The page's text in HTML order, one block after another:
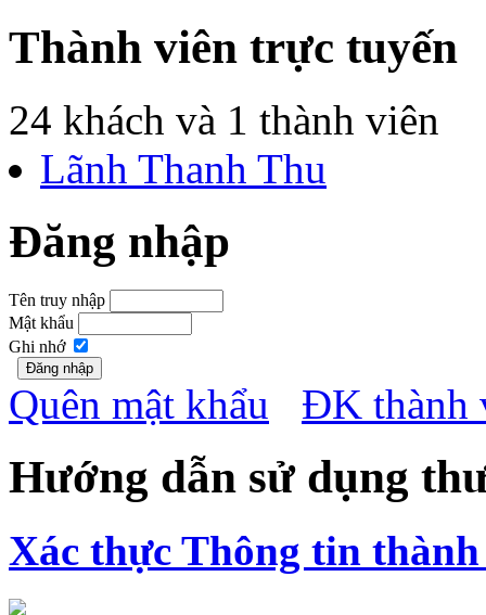
Thành viên trực tuyến
24 khách và 1 thành viên
Lãnh Thanh Thu
Đăng nhập
Tên truy nhập
Mật khẩu
Ghi nhớ
Quên mật khẩu ĐK thành
Hướng dẫn sử dụng
Xác thực Thông tin